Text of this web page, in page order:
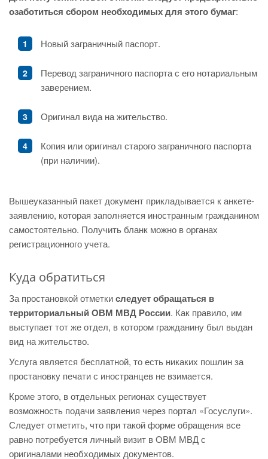
озаботиться сбором необходимых для этого бумаг:
Новый заграничный паспорт.
Перевод заграничного паспорта с его нотариальным
заверением.
Оригинал вида на жительство.
Копия или оригинал старого заграничного паспорта
(при наличии).
Вышеуказанный пакет документ прикладывается к анкете-
заявлению, которая заполняется иностранным гражданином
самостоятельно. Получить бланк можно в органах
регистрационного учета.
Куда обратиться
За простановкой отметкиследует обращаться в
территориальный ОВМ МВД России. Как правило, им
выступает тот же отдел, в котором гражданину был выдан
вид на жительство.
Услуга является бесплатной, то есть никаких пошлин за
простановку печати с иностранцев не взимается.
Кроме этого, в отдельных регионах существует
возможность подачи заявления через портал «Госуслуги».
Следует отметить, что при такой форме обращения все
равно потребуется личный визит в ОВМ МВД с
оригиналами необходимых документов.